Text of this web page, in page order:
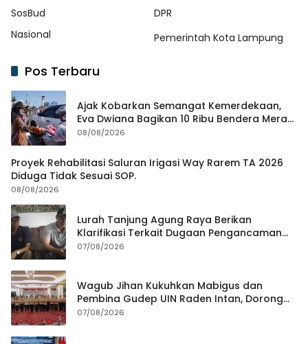
SosBud
DPR
Nasional
Pemerintah Kota Lampung
Pos Terbaru
Ajak Kobarkan Semangat Kemerdekaan,
Eva Dwiana Bagikan 10 Ribu Bendera Merah
Putih ke Warga
08/08/2026
Proyek Rehabilitasi Saluran Irigasi Way Rarem TA 2026
Diduga Tidak Sesuai SOP.
08/08/2026
Lurah Tanjung Agung Raya Berikan
Klarifikasi Terkait Dugaan Pengancaman
Antar Warga Yang Berujung Laporan ke
07/08/2026
Wagub Jihan Kukuhkan Mabigus dan
Pembina Gudep UIN Raden Intan, Dorong
Penguatan Karakter Generasi Muda
07/08/2026